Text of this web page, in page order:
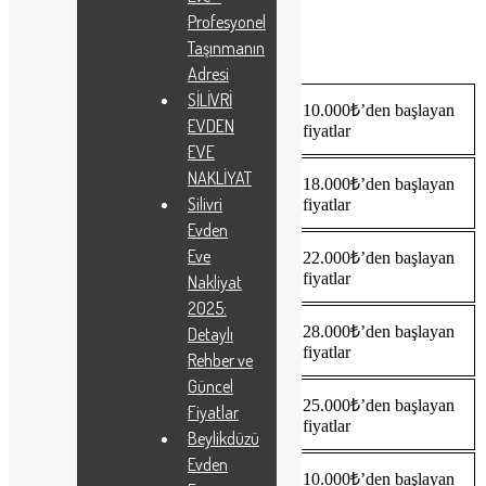
Bağcılar Sancaktepe 1+1 Ev
10.000₺’den başlayan
fiyatlar
Bağcılar Sancaktepe 2+1 Ev
18.000₺’den başlayan
fiyatlar
Bağcılar Sancaktepe 3+1 Ev
22.000₺’den başlayan
fiyatlar
Bağcılar Sancaktepe 4+1 Ev
28.000₺’den başlayan
fiyatlar
Bağcılar Sancaktepe Ofis Taşıma
25.000₺’den başlayan
fiyatlar
Bağcılar Sancaktepe Parça Eşya
10.000₺’den başlayan
Profesyonel
Taşınmanın
Adresi
SİLİVRİ
EVDEN
EVE
NAKLİYAT
Silivri
Evden
Eve
Nakliyat
2025:
Detaylı
Rehber ve
Güncel
Fiyatlar
Beylikdüzü
Evden